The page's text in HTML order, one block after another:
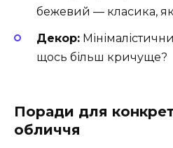
бежевий — класика,
Декор:
щось більш кричуще?
Поради для
обличчя